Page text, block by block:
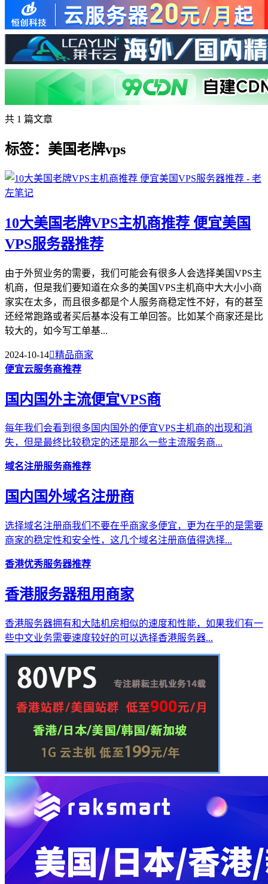
共 1 篇文章
标签：美国老牌vps
10大美国老牌VPS主机商推荐 便宜美国
VPS服务器推荐
由于外贸业务的需要，我们可能会有很多人会选择美国VPS主
机商，但是我们要知道在众多的美国VPS主机商中大大小小商
家实在太多，而且很多都是个人服务商稳定性不好，有的甚至
还经常跑路或者买后基本没有工单回答。比如某个商家还是比
较大的，如今写工单基...
2024-10-14精品商家
便宜云服务商推荐
国内国外主流便宜VPS商
每年我们会看到很多国内国外的便宜VPS主机商的出现和消
失，但是最终比较稳定的还是那么一些主流服务商...
域名注册服务商推荐
国内国外域名注册商
选择域名注册商我们不要在乎商家多便宜，更为在乎的是需要
商家的稳定性和安全性，这几个域名注册商值得选择...
香港优秀服务器推荐
香港服务器租用商家
香港服务器拥有和大陆机房相似的速度和性能，如果我们有一
些中文业务需要速度较好的可以选择香港服务器...